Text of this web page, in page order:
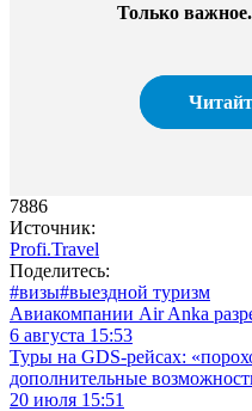
Только
7886
Источник:
Profi.Travel
Поделитесь:
#визы#выездной туризм
Авиакомпании Air Anka
6 августа 15:53
Туры на GDS-рейсах:
дополнительные
20 июля 15:51